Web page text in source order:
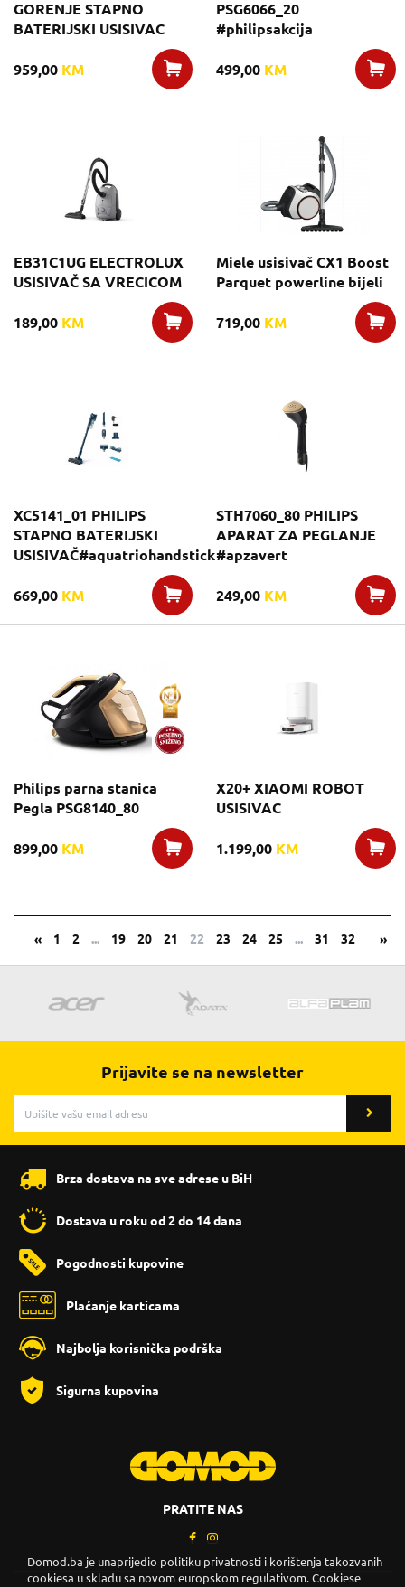
GORENJE STAPNO
BATERIJSKI USISIVAC
959,00 KM
PSG6066_20
#philipsakcija
499,00 KM
EB31C1UG ELECTROLUX
USISIVAČ SA VRECICOM
189,00 KM
Miele usisivač CX1 Boost
Parquet powerline bijeli
719,00 KM
XC5141_01 PHILIPS
STAPNO BATERIJSKI
USISIVAČ#aquatriohandstick
669,00 KM
STH7060_80 PHILIPS
APARAT ZA PEGLANJE
#apzavert
249,00 KM
Philips parna stanica
Pegla PSG8140_80
899,00 KM
X20+ XIAOMI ROBOT
USISIVAC
1.199,00 KM
« 1 2 ... 19 20 21 22 23 24 25 ... 31 32 »
Prijavite se na newsletter
Brza dostava na sve adrese u BiH
Dostava u roku od 2 do 14 dana
Pogodnosti kupovine
Plaćanje karticama
Najbolja korisnička podrška
Sigurna kupovina
PRATITE NAS
Domod.ba je unaprijedio politiku privatnosti i korištenja takozvanih
cookiesa u skladu sa novom europskom regulativom. Cookiese